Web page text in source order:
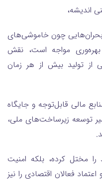
اندیشه،
چون خاموشی‌های
مواجه است، نقش
از تولید بیش از هر زمان
منابع مالی قابل‌توجه و جایگاه
توسعه زیرساخت‌های ملی،
را مختل کرده، بلکه امنیت
فعالان اقتصادی را نیز